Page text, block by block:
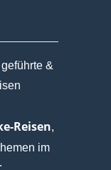
&
Reisen,
im